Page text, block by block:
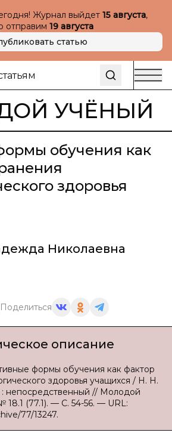
Журнал выйдет 15 августа,
отправим 19 августа
статью
УЧЁНЫЙ
обучения как
здоровья
Николаевна
Поделиться
описание
формы обучения как фактор
здоровья учащихся / Н. Н.
: непосредственный // Молодой
(77.1). — С. 54-56. — URL:
77/13247.